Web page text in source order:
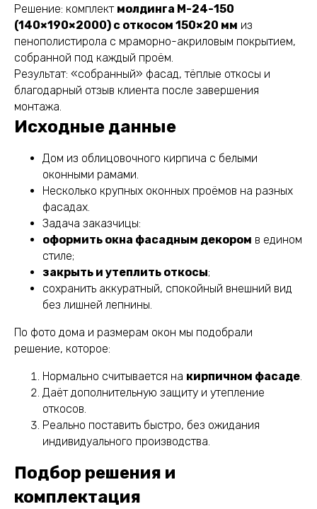
Решение: комплект молдинга М-24-150
(140×190×2000) с откосом 150×20 мм из
пенополистирола с мраморно-акриловым покрытием,
собранной под каждый проём.
Результат: «собранный» фасад, тёплые откосы и
благодарный отзыв клиента после завершения
монтажа.
Исходные данные
Дом из облицовочного кирпича с белыми
оконными рамами.
Несколько крупных оконных проёмов на разных
фасадах.
Задача заказчицы:
оформить окна фасадным декором в едином
стиле;
закрыть и утеплить откосы;
сохранить аккуратный, спокойный внешний вид
без лишней лепнины.
По фото дома и размерам окон мы подобрали
решение, которое:
Нормально считывается на кирпичном фасаде.
Даёт дополнительную защиту и утепление
откосов.
Реально поставить быстро, без ожидания
индивидуального производства.
Подбор решения и
комплектация